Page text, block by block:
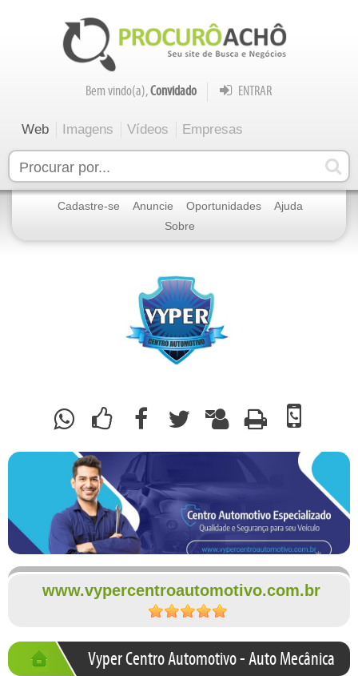
Bem vindo(a),Convidado ENTRAR
Web Imagens Vídeos Empresas
Cadastre-se Anuncie Oportunidades
Ajuda
Sobre
www.vypercentroautomotivo.com.br
Vyper Centro Automotivo - Auto Mecânica